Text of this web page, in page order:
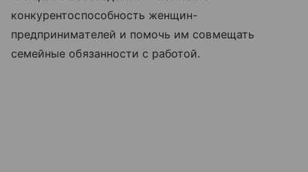
конкурентоспособность женщин-
предпринимателей и помочь им совмещать
семейные обязанности с работой.